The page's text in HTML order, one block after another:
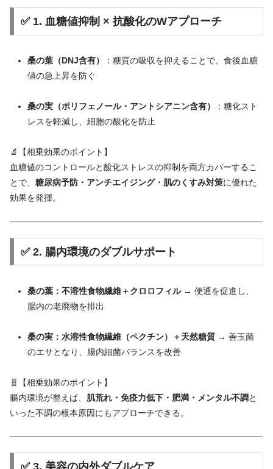
✅ 1. 血糖値抑制 × 抗酸化のWアプローチ
桑の葉（DNJ含有） ： 糖質の吸収を抑える こと で、 食後血糖
値の急上昇を防ぐ
桑の実（ポリ フェノール・ アントシアニン含有） ： 糖化スト
レスを軽減し、 細胞の酸化を防止
🔬【相乗効果のポイント】
血糖値のコントロールと酸化ストレスの抑制 を両方カバーするこ
と で、 糖尿病予防・ アンチエイジング・ 肌のく すみ対策に優れた
効果を発揮。
✅ 2. 腸内環境のダブルサポート
桑の葉： 不溶性食物繊維＋クロロフィル→ 便通を促進 し、
腸内の老廃物を排出
桑の実： 水溶性食物繊維（ペクチン）＋天然糖質→ 善玉菌
のエサとなり、 腸内細菌バランスを改善
🧬【相乗効果のポイント】
腸内環境が整え ば、 肌荒れ・ 免疫力低下・ 肥満・ メンタル不調と
いった不調の根本原因に もアプローチできる。